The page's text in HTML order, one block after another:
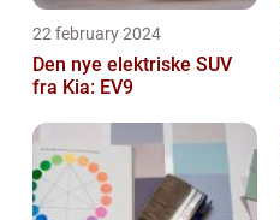
22 february 2024
Den nye elektriske SUV
fra Kia: EV9